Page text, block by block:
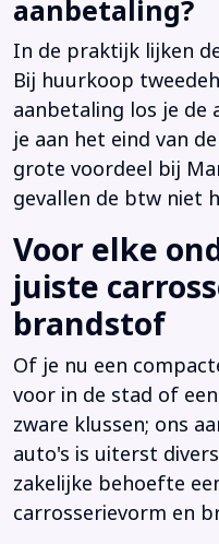
aanbetaling?
In de praktijk lijken
Bij huurkoop
aanbetaling los je
je aan het eind van
grote voordeel bij
gevallen de btw niet
Voor elke
juiste
brandstof
Of je nu een
voor in de stad of
zware klussen; ons
auto's is uiterst
zakelijke behoefte
carrosserievorm en